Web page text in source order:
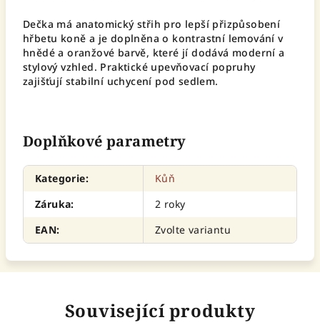
Dečka má anatomický střih pro lepší přizpůsobení
hřbetu koně a je doplněna o kontrastní lemování v
hnědé a oranžové barvě, které jí dodává moderní a
stylový vzhled. Praktické upevňovací popruhy
zajišťují stabilní uchycení pod sedlem.
Doplňkové parametry
Kategorie:
Kůň
Záruka:
2 roky
EAN: Zvolte variantu
Související produkty